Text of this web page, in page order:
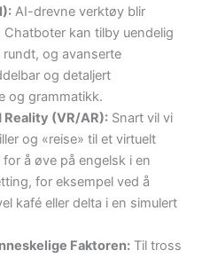
AI-drevne verktøy blir
kan tilby uendelig
og avanserte
og detaljert
og grammatikk.
(VR/AR): Snart vil vi
og «reise» til et virtuelt
å øve på engelsk i en
for eksempel ved å
kafé eller delta i en simulert
Faktoren: Til tross